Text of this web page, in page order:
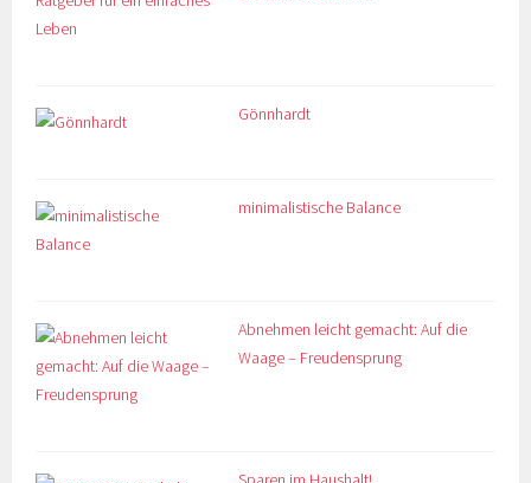
Gönnhardt
minimalistische Balance
Abnehmen leicht gemacht: Auf die
Waage – Freudensprung